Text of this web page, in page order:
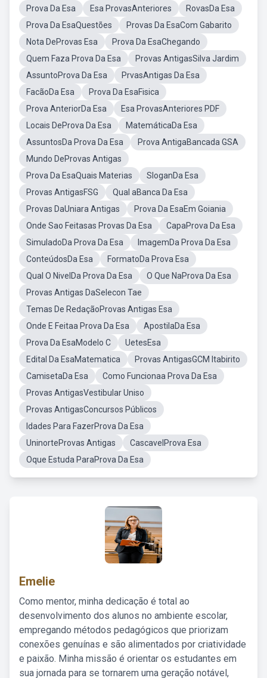
Prova Da Esa Esa ProvasAnteriores
RovasDa Esa
Prova Da EsaQuestões
Provas Da EsaCom Gabarito
Nota DeProvas Esa
Prova Da EsaChegando
Quem Faza Prova Da Esa
Provas AntigasSilva Jardim
AssuntoProva Da Esa
PrvasAntigas Da Esa
FacãoDa Esa
Prova Da EsaFisica
Prova AnteriorDa Esa
Esa ProvasAnteriores PDF
Locais DeProva Da Esa
MatemáticaDa Esa
AssuntosDa Prova Da Esa
Prova AntigaBancada GSA
Mundo DeProvas Antigas
Prova Da EsaQuais Materias
SloganDa Esa
Provas AntigasFSG
Qual aBanca Da Esa
Provas DaUniara Antigas
Prova Da EsaEm Goiania
Onde Sao Feitasas Provas Da Esa
CapaProva Da Esa
SimuladoDa Prova Da Esa
ImagemDa Prova Da Esa
ConteúdosDa Esa
FormatoDa Prova Esa
Qual O NivelDa Prova Da Esa
O Que NaProva Da Esa
Provas Antigas DaSelecon Tae
Temas De RedaçãoProvas Antigas Esa
Onde E Feitaa Prova Da Esa
ApostilaDa Esa
Prova Da EsaModelo C
UetesEsa
Edital Da EsaMatematica
Provas AntigasGCM Itabirito
CamisetaDa Esa
Como Funcionaa Prova Da Esa
Provas AntigasVestibular Uniso
Provas AntigasConcursos Públicos
Idades Para FazerProva Da Esa
UninorteProvas Antigas
CascavelProva Esa
Oque Estuda ParaProva Da Esa
Emelie
Como mentor, minha dedicação é total ao
desenvolvimento dos alunos no ambiente escolar,
empregando métodos pedagógicos que priorizam
conexões genuínas e são alimentados por criatividade
e paixão. Minha missão é orientar os estudantes em
sua jornada para se tornarem uma geração notável,